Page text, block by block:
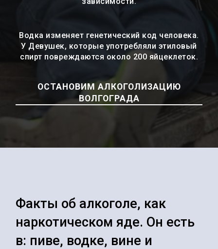
Водка изменяет генетический код человека.
У Девушек, которые употребляли этиловый
спирт повреждаются около 200 яйцеклеток.
ОСТАНОВИМ АЛКОГОЛИЗАЦИЮ
ВОЛГОГРАДА
Факты об алкоголе, как
наркотическом яде. Он есть
в: пиве, водке, вине и